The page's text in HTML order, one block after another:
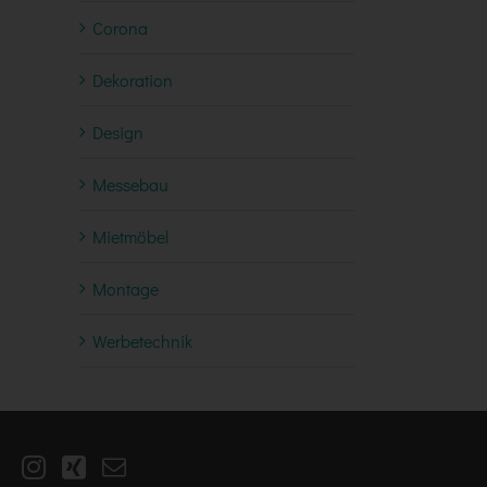
Corona
Dekoration
Design
Messebau
Mietmöbel
Montage
Werbetechnik